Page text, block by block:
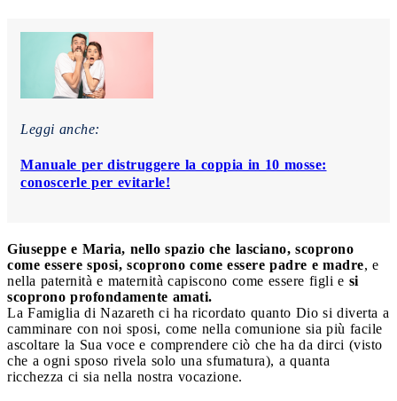
Leggi anche:
Manuale per distruggere la coppia in 10 mosse:
conoscerle per evitarle!
Giuseppe e Maria, nello spazio che lasciano, scoprono
come essere sposi, scoprono come essere padre e madre, e
nella paternità e maternità capiscono come essere figli e si
scoprono profondamente amati.
La Famiglia di Nazareth ci ha ricordato quanto Dio si diverta a
camminare con noi sposi, come nella comunione sia più facile
ascoltare la Sua voce e comprendere ciò che ha da dirci (visto
che a ogni sposo rivela solo una sfumatura), a quanta
ricchezza ci sia nella nostra vocazione.